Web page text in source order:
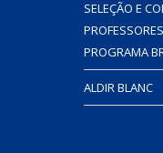
SELEÇÃO E
PROGRAMA
ALDIR BLANC